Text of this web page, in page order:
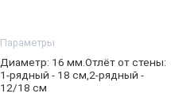
Параметры
Диаметр: 16 мм.Отлёт от стены:
1-рядный - 18 см,2-рядный -
12/18 см